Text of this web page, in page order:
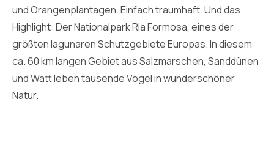
und Orangenplantagen. Einfach traumhaft. Und das
Highlight: Der Nationalpark Ria Formosa, eines der
größten lagunaren Schutzgebiete Europas. In diesem
ca. 60 km langen Gebiet aus Salzmarschen, Sanddünen
und Watt leben tausende Vögel in wunderschöner
Natur.